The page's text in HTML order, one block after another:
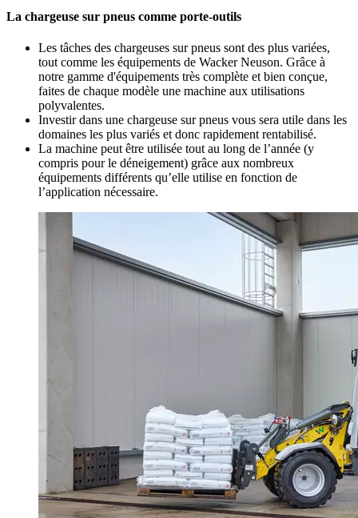
La chargeuse sur pneus comme porte-outils
Les tâches des chargeuses sur pneus sont des plus variées,
tout comme les équipements de Wacker Neuson. Grâce à
notre gamme d'équipements très complète et bien conçue,
faites de chaque modèle une machine aux utilisations
polyvalentes.
Investir dans une chargeuse sur pneus vous sera utile dans les
domaines les plus variés et donc rapidement rentabilisé.
La machine peut être utilisée tout au long de l’année (y
compris pour le déneigement) grâce aux nombreux
équipements différents qu’elle utilise en fonction de
l’application nécessaire.